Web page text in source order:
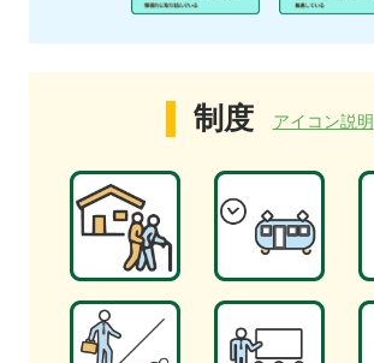
制度 アイコン説明